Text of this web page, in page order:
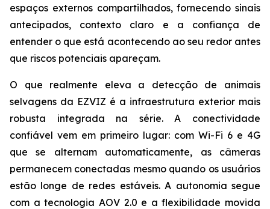
espaços externos compartilhados, fornecendo sinais
antecipados, contexto claro e a confiança de
entender o que está acontecendo ao seu redor antes
que riscos potenciais apareçam.
O que realmente eleva a detecção de animais
selvagens da EZVIZ é a infraestrutura exterior mais
robusta integrada na série. A conectividade
confiável vem em primeiro lugar: com Wi-Fi 6 e 4G
que se alternam automaticamente, as câmeras
permanecem conectadas mesmo quando os usuários
estão longe de redes estáveis. A autonomia segue
com a tecnologia AOV 2.0 e a flexibilidade movida